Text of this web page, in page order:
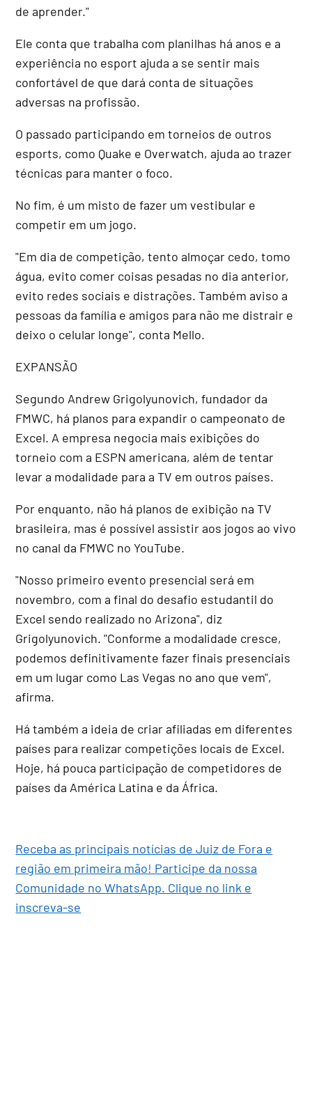
de aprender."
Ele conta que trabalha com planilhas há anos e a
experiência no esport ajuda a se sentir mais
confortável de que dará conta de situações
adversas na profissão.
O passado participando em torneios de outros
esports, como Quake e Overwatch, ajuda ao trazer
técnicas para manter o foco.
No fim, é um misto de fazer um vestibular e
competir em um jogo.
"Em dia de competição, tento almoçar cedo, tomo
água, evito comer coisas pesadas no dia anterior,
evito redes sociais e distrações. Também aviso a
pessoas da família e amigos para não me distrair e
deixo o celular longe", conta Mello.
EXPANSÃO
Segundo Andrew Grigolyunovich, fundador da
FMWC, há planos para expandir o campeonato de
Excel. A empresa negocia mais exibições do
torneio com a ESPN americana, além de tentar
levar a modalidade para a TV em outros países.
Por enquanto, não há planos de exibição na TV
brasileira, mas é possível assistir aos jogos ao vivo
no canal da FMWC no YouTube.
"Nosso primeiro evento presencial será em
novembro, com a final do desafio estudantil do
Excel sendo realizado no Arizona", diz
Grigolyunovich. "Conforme a modalidade cresce,
podemos definitivamente fazer finais presenciais
em um lugar como Las Vegas no ano que vem",
afirma.
Há também a ideia de criar afiliadas em diferentes
países para realizar competições locais de Excel.
Hoje, há pouca participação de competidores de
países da América Latina e da África.
Receba as principais notícias de Juiz de Fora e
região em primeira mão! Participe da nossa
Comunidade no WhatsApp. Clique no link e
inscreva-se